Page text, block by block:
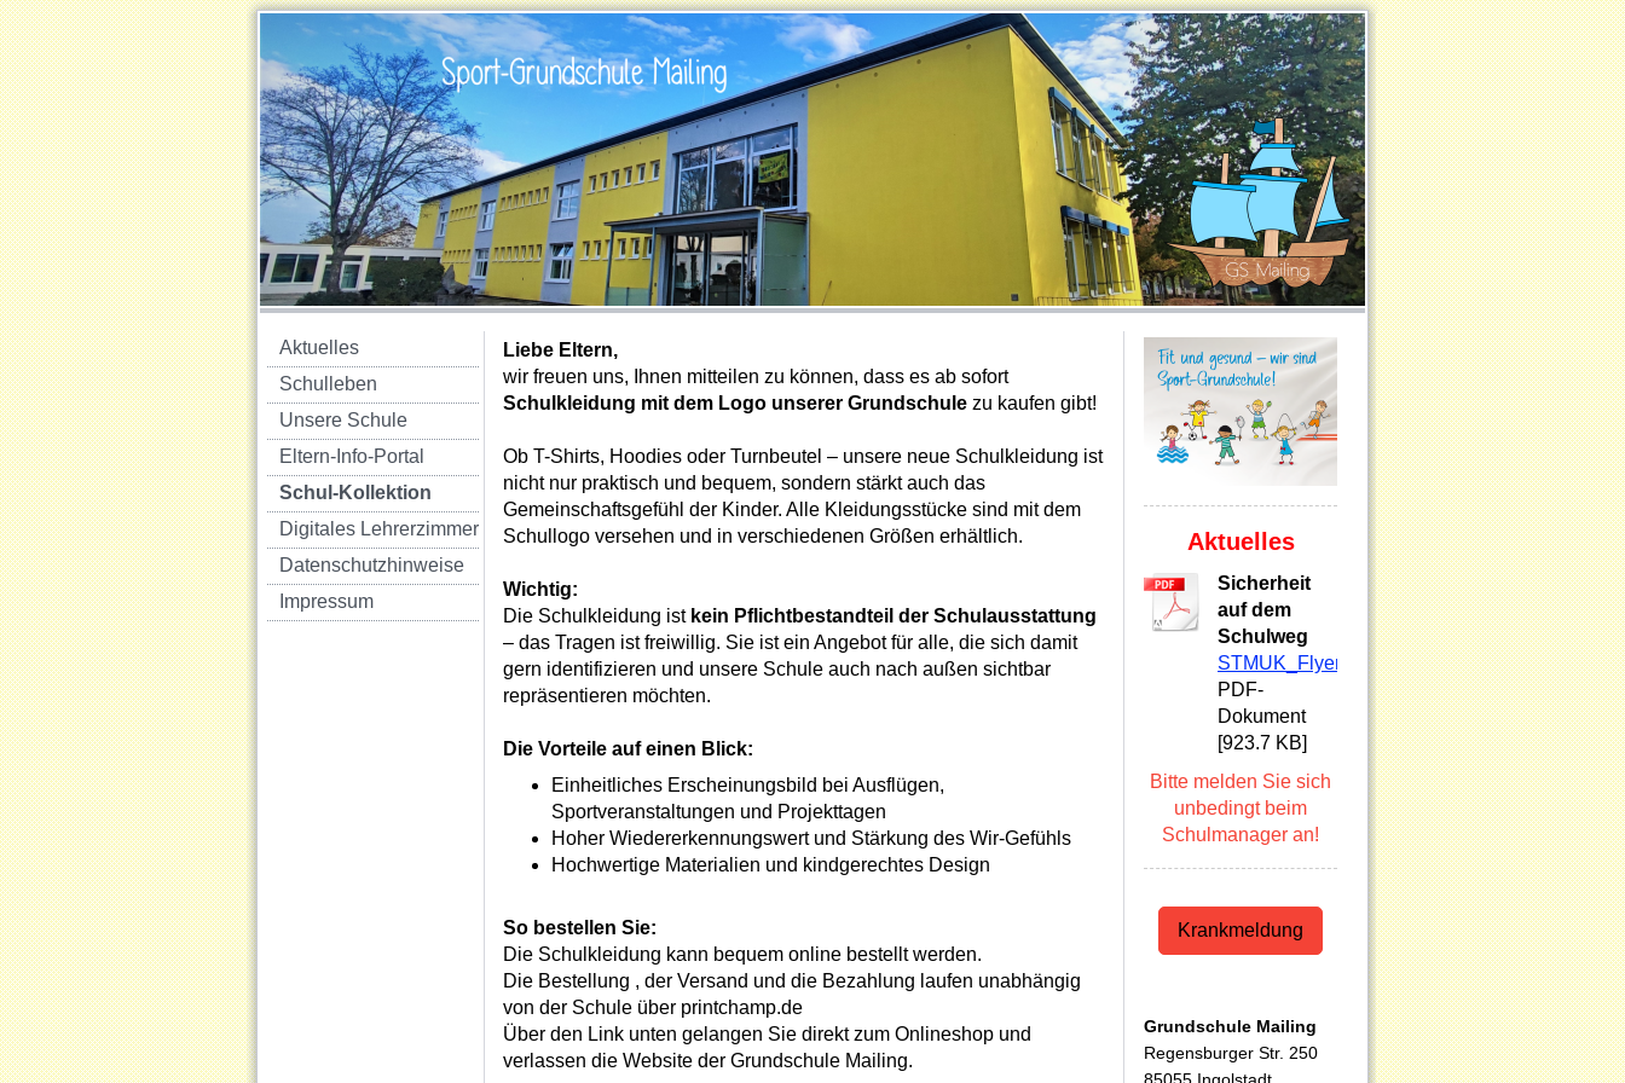
Aktuelles
Schulleben
Unsere Schule
Eltern-Info-Portal
Schul-Kollektion
Digitales Lehrerzimmer
Datenschutzhinweise
Impressum
Liebe Eltern,
wir freuen uns, Ihnen mitteilen zu können, dass es ab sofort
Schulkleidung mit dem Logo unserer Grundschule zu kaufen gibt!
Ob T-Shirts, Hoodies oder Turnbeutel – unsere neue Schulkleidung ist
nicht nur praktisch und bequem, sondern stärkt auch das
Gemeinschaftsgefühl der Kinder. Alle Kleidungsstücke sind mit dem
Schullogo versehen und in verschiedenen Größen erhältlich.
Wichtig:
Die Schulkleidung ist kein Pflichtbestandteil der Schulausstattung
– das Tragen ist freiwillig. Sie ist ein Angebot für alle, die sich damit
gern identifizieren und unsere Schule auch nach außen sichtbar
repräsentieren möchten.
Die Vorteile auf einen Blick:
Einheitliches Erscheinungsbild bei Ausflügen,
Sportveranstaltungen und Projekttagen
Hoher Wiedererkennungswert und Stärkung des Wir-Gefühls
Hochwertige Materialien und kindgerechtes Design
So bestellen Sie:
Die Schulkleidung kann bequem online bestellt werden.
Die Bestellung , der Versand und die Bezahlung laufen unabhängig
von der Schule über printchamp.de
Über den Link unten gelangen Sie direkt zum Onlineshop und
verlassen die Website der Grundschule Mailing.
Aktuelles
Sicherheit
auf dem
Schulweg
PDF-
Dokument
[923.7 KB]
Bitte melden Sie sich
unbedingt beim
Schulmanager an!
Krankmeldung
Grundschule Mailing
Regensburger Str. 250